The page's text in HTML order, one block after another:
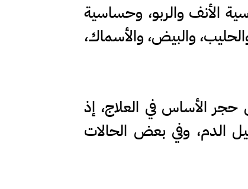
الأنف والربو، وحساسية
والبيض، والأسماك،
حجر الأساس في العلاج، إذ
الدم، وفي بعض الحالات